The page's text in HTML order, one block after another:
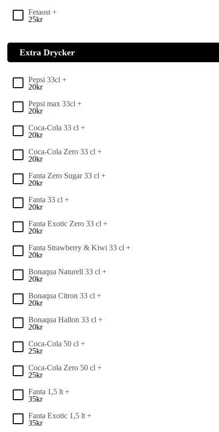
Fetaost +
25kr
Extra Drycker
Pepsi 33cl +
20kr
Pepsi max 33cl +
20kr
Coca-Cola 33 cl +
20kr
Coca-Cola Zero 33 cl +
20kr
Fanta Zero Sugar 33 cl +
20kr
Fanta 33 cl +
20kr
Fanta Exotic Zero 33 cl +
20kr
Fanta Strawberry & Kiwi 33 cl +
20kr
Bonaqua Naturell 33 cl +
20kr
Bonaqua Citron 33 cl +
20kr
Bonaqua Hallon 33 cl +
20kr
Coca-Cola 50 cl +
25kr
Coca-Cola Zero 50 cl +
25kr
Fanta 1,5 lt +
35kr
Fanta Exotic 1,5 lt +
35kr